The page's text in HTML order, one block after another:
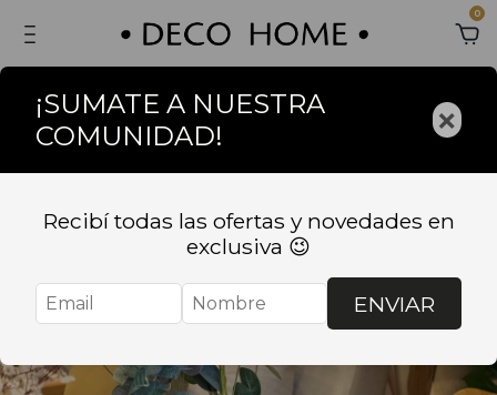
0
¡SUMATE A NUESTRA
COMUNIDAD!
×
Recibí todas las ofertas y novedades en
exclusiva 😉
ENVIAR